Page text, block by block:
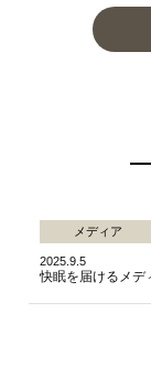
メディア
2025.9.5
快眠を届けるメデ